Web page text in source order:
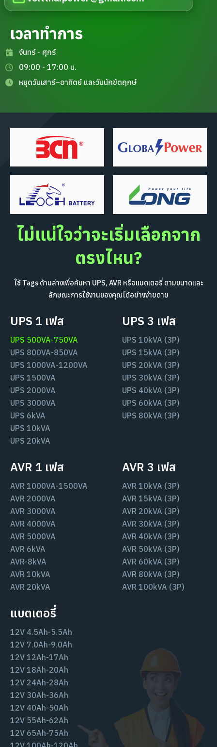
เวลาทำการ
จันทร์ - ศุกร์
09:00 - 17:00 น.
หยุดวันเสาร์–อาทิตย์ และวันนักขัตฤกษ์
ไม่แน่ใจว่าจะเริ่มเลือกจาก
ตรงไหน?
ใช้ Tags ด้านล่างเพื่อค้นหา UPS, AVR หรือแบตเตอรี่ ตามขนาดและ
ลักษณะการใช้งานของคุณได้อย่างง่ายดาย
UPS 1 เฟส
UPS 500VA-750VA
UPS 800VA-850VA
UPS 1000VA-1200VA
UPS 1500VA
UPS 2000VA
UPS 3000VA
UPS 6kVA
UPS 10kVA
UPS 20kVA
UPS 3 เฟส
UPS 10kVA (3P)
UPS 15kVA (3P)
UPS 20kVA (3P)
UPS 30kVA (3P)
UPS 40kVA (3P)
UPS 60kVA (3P)
UPS 80kVA (3P)
AVR 1 เฟส
AVR 1000VA-1500VA
AVR 2000VA
AVR 3000VA
AVR 4000VA
AVR 5000VA
AVR 6kVA
AVR-8kVA
AVR 10kVA
AVR 20kVA
AVR 3 เฟส
AVR 10kVA (3P)
AVR 15kVA (3P)
AVR 20kVA (3P)
AVR 30kVA (3P)
AVR 40kVA (3P)
AVR 50kVA (3P)
AVR 60kVA (3P)
AVR 80kVA (3P)
AVR 100kVA (3P)
แบตเตอรี่
12V 4.5Ah-5.5Ah
12V 7.0Ah-9.0Ah
12V 12Ah-17Ah
12V 18Ah-20Ah
12V 24Ah-28Ah
12V 30Ah-36Ah
12V 40Ah-50Ah
12V 55Ah-62Ah
12V 65Ah-75Ah